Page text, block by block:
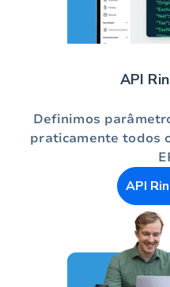
API
Definimos
praticamente todos
API